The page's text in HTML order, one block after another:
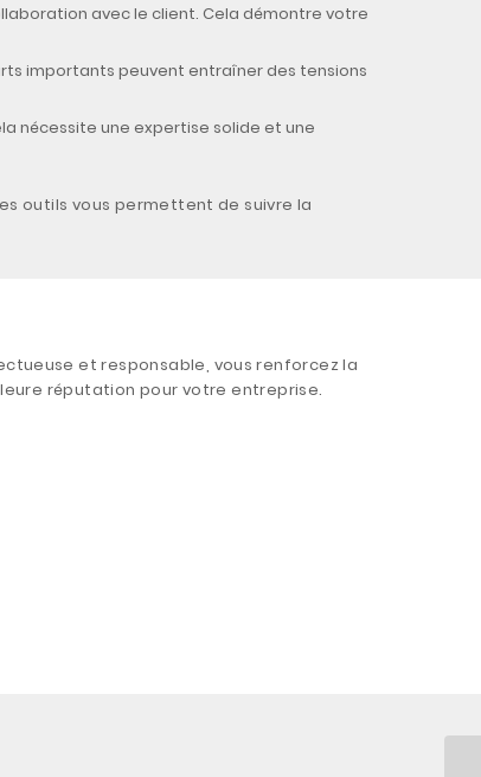
avec le client. Cela démontre votre
importants peuvent entraîner des tensions
nécessite une expertise solide et une
outils vous permettent de suivre la
et responsable, vous renforcez la
réputation pour votre entreprise.